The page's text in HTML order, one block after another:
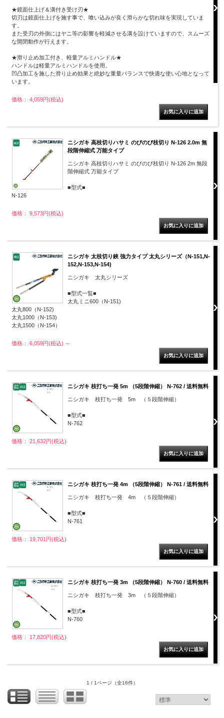
★鏡面仕上げ＆溝付き受け刃★
切刃は鏡面仕上げを施す事で、喰い込みが良く滑らかな切れ味を実現していま
す。
また受刃の外側にはヤニ等の影響を軽減させる溝を設けていますので、スムーズ
な開閉動作が行えます。
★滑り止め加工付き、軽量アルミハンドル★
ハンドルは軽量アルミハンドルを使用。
凹凸加工を施した滑り止め効果と絶妙な重量バランスで快適な使い心地となって
います。
価格： 4,059円(税込)
ニシガキ 高枝切りハサミ のびのび枝切り N-126 2.0m 無
段階伸縮式 万能タイプ
ニシガキ 高枝切りハサミ のびのび枝切り N-126 2m 無段
階伸縮式 万能タイプ
■型式■
N-126
価格： 9,573円(税込)
ニシガキ 太枝切り鋏 強力タイプ 太丸シリーズ（N-151,N-
152,N-153,N-154)
ニシガキ 太丸シリーズ
■型式一覧■
太丸ミニ600（N-151)
太丸800（N-152)
太丸1000（N-153)
太丸1500（N-154）
価格： 6,059円(税込) ～
ニシガキ 枝打ち一発 5m （5段階伸縮） N-762 / 送料無料
ニシガキ 枝打ち一発 5m （５段階伸縮）
■型式■
N-762
価格： 21,632円(税込)
ニシガキ 枝打ち一発 4m （5段階伸縮） N-761 / 送料無料
ニシガキ 枝打ち一発 4m （５段階伸縮）
■型式■
N-761
価格： 19,701円(税込)
ニシガキ 枝打ち一発 3m （5段階伸縮） N-760 / 送料無料
ニシガキ 枝打ち一発 3m （５段階伸縮）
■型式■
N-760
価格： 17,820円(税込)
1 / 1ページ （全16件）